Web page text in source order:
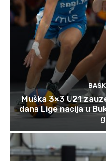
Muška 3×3 U21
dana Lige nacija u